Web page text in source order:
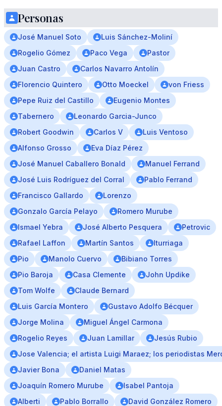
Personas
José Manuel Soto
Luis Sánchez-Moliní
Rogelio Gómez
Paco Vega
Pastor
Juan Castro
Carlos Navarro Antolín
Florencio Quintero
Otto Moeckel
von Friess
Pepe Ruiz del Castillo
Eugenio Montes
Tabernero
Leonardo Garcia-Junco
Robert Goodwin
Carlos V
Luis Ventoso
Alfonso Grosso
Eva Díaz Pérez
José Manuel Caballero Bonald
Manuel Ferrand
José Luis Rodríguez del Corral
Pablo Ferrand
Francisco Gallardo
Lorenzo
Gonzalo García Pelayo
Romero Murube
Ismael Yebra
José Alberto Pesquera
Petrovic
Rafael Laffon
Martín Santos
Iturriaga
Pio
Manolo Cuervo
Bibiano Torres
Pio Baroja
Casa Clemente
John Updike
Tom Wolfe
Claude Bernard
Luis García Montero
Gustavo Adolfo Bécquer
Jorge Molina
Miguel Ángel Carmona
Rogelio Reyes
Juan Lamillar
Jesús Rubio
Jose Valencia; el artista Luigi Maraez; los periodistas
Javier Bona
Daniel Matas
Joaquín Romero Murube
Isabel Pantoja
Alberti
Pablo Borrallo
David González Romero